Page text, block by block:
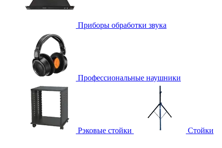
Приборы обработки звука
Профессиональные наушники
Рэковые стойки Стойки